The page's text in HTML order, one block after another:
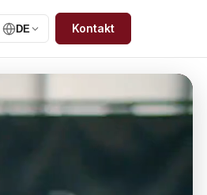
DE Kontakt